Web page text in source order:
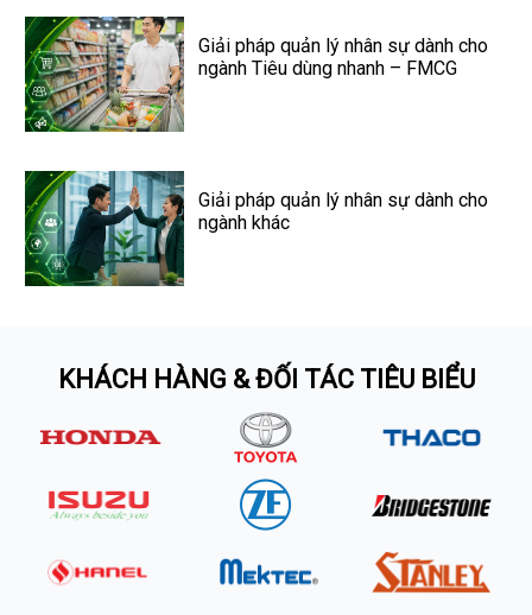
Giải pháp quản lý nhân sự dành cho
ngành Tiêu dùng nhanh – FMCG
Giải pháp quản lý nhân sự dành cho
ngành khác
KHÁCH HÀNG & ĐỐI TÁC TIÊU BIỂU